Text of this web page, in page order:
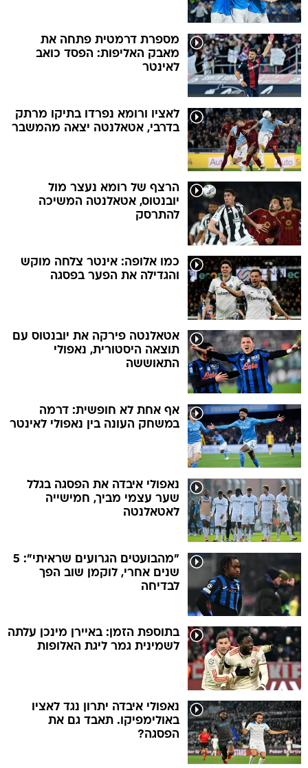
מספרת דרמטית פתחה את
מאבק האליפות: הפסד כואב
לאינטר
לאציו ורומא נפרדו בתיקו מרתק
בדרבי, אטאלנטה יצאה מהמשבר
הרצף של רומא נעצר מול
יובנטוס, אטאלנטה המשיכה
להתרסק
כמו אלופה: אינטר צלחה מוקש
והגדילה את הפער בפסגה
אטאלנטה פירקה את יובנטוס עם
תוצאה היסטורית, נאפולי
התאוששה
אף אחת לא חופשית: דרמה
במשחק העונה בין נאפולי לאינטר
נאפולי איבדה את הפסגה בגלל
שער עצמי מביך, חמישייה
לאטאלנטה
"מהבועטים הגרועים שראיתי": 5
שנים אחרי, לוקמן שוב הפך
לבדיחה
בתוספת הזמן: באיירן מינכן עלתה
לשמינית גמר ליגת האלופות
נאפולי איבדה יתרון נגד לאציו
באולימפיקו. תאבד גם את
הפסגה?